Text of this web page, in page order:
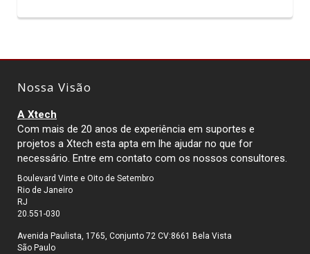
Nossa Visão
A Xtech
Com mais de 20 anos de experiência em suportes e
projetos a Xtech esta apta em lhe ajudar no que for
necessário. Entre em contato com os nossos consultores.
Boulevard Vinte e Oito de Setembro
Rio de Janeiro
RJ
20.551-030
Avenida Paulista, 1765, Conjunto 72 CV:8661 Bela Vista
São Paulo